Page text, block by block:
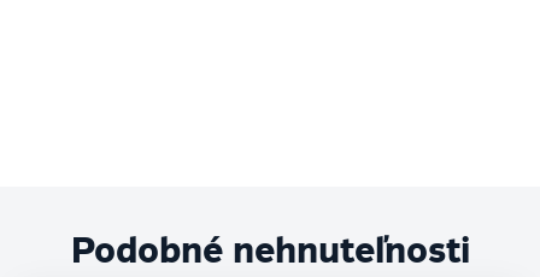
Podobné nehnuteľnosti